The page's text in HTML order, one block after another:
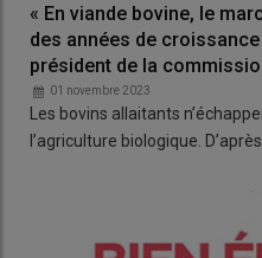
« En viande bovine, le
des années de
président de la
01 novembre 2023
Les bovins allaitants
l’agriculture biologique.